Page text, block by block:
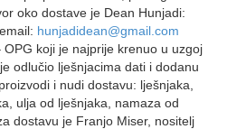
oko dostave je Dean Hunjadi:
hunjadidean@gmail.com
OPG koji je najprije krenuo u uzgoj
odlučio lješnjacima dati i dodanu
i nudi dostavu: lješnjaka,
ulja od lješnjaka, namaza od
dostavu je Franjo Miser, nositelj